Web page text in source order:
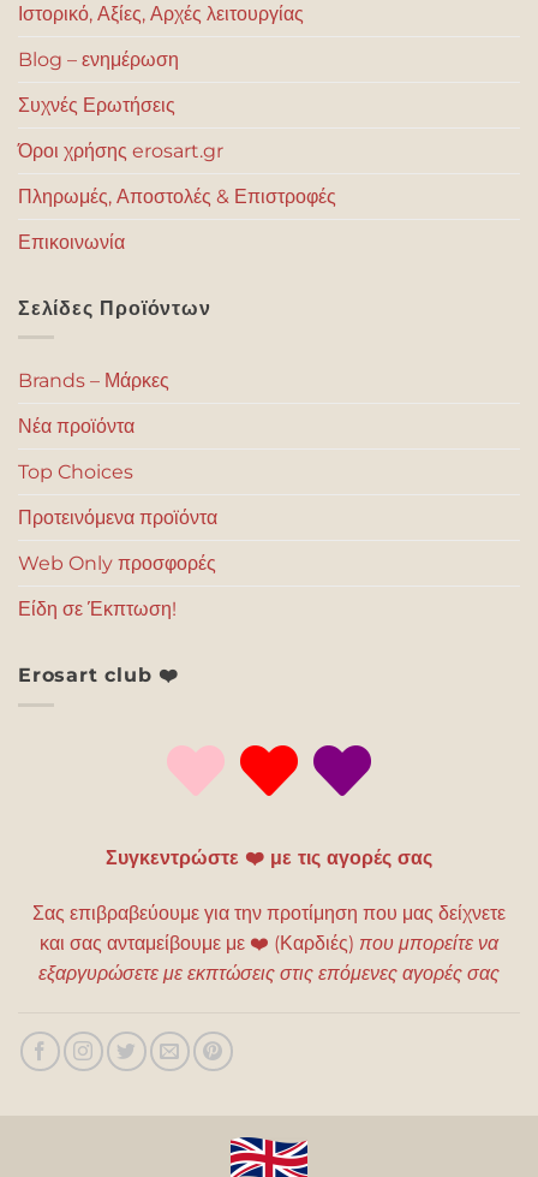
Ιστορικό, Αξίες, Αρχές λειτουργίας
Blog – ενημέρωση
Συχνές Ερωτήσεις
Όροι χρήσης erosart.gr
Πληρωμές, Αποστολές & Επιστροφές
Επικοινωνία
Σελίδες Προϊόντων
Brands – Μάρκες
Νέα προϊόντα
Top Choices
Προτεινόμενα προϊόντα
Web Only προσφορές
Είδη σε Έκπτωση!
Erosart club ❤️
Συγκεντρώστε ❤️ με τις αγορές σας
Σας επιβραβεύουμε για την προτίμηση που μας δείχνετε
και σας ανταμείβουμε με ❤️ (Καρδιές) που μπορείτε να
εξαργυρώσετε με εκπτώσεις στις επόμενες αγορές σας